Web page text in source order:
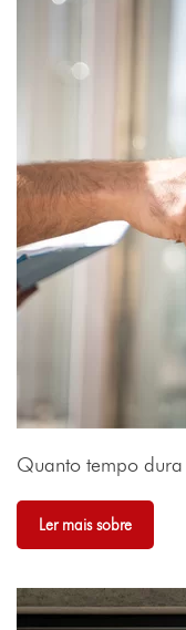
Quanto tempo
Ler mais sobre